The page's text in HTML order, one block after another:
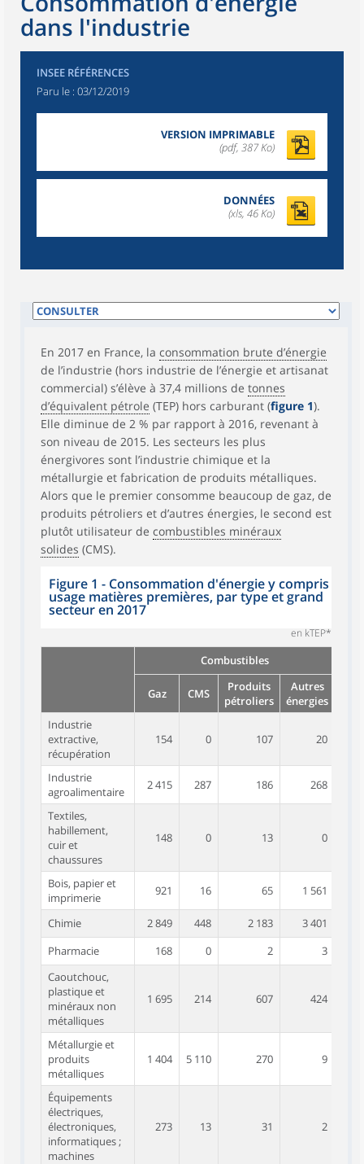
dans l'industrie
INSEE RÉFÉRENCES
Paru le : 03/12/2019
VERSION IMPRIMABLE
(pdf, 387 Ko)
DONNÉES
(xls, 46 Ko)
En 2017 en France, la consommation brute d’énergie
de l’industrie (hors industrie de l’énergie et artisanat
commercial) s’élève à 37,4 millions de tonnes
d’équivalent pétrole (TEP) hors carburant (figure 1).
Elle diminue de 2 % par rapport à 2016, revenant à
son niveau de 2015. Les secteurs les plus
énergivores sont l’industrie chimique et la
métallurgie et fabrication de produits métalliques.
Alors que le premier consomme beaucoup de gaz, de
produits pétroliers et d’autres énergies, le second est
plutôt utilisateur de combustibles minéraux
solides (CMS).
Figure 1 - Consommation d'énergie y compris
usage matières premières, par type et grand
secteur en 2017
en kTEP*
Combustibles
Gaz CMS
Produits
pétroliers
Autres
énergies
Industrie
extractive,
récupération
154 0 107 20
Industrie
agroalimentaire
2 415 287 186 268
Textiles,
habillement,
cuir et
chaussures
148 0 13 0
Bois, papier et
imprimerie
921 16 65 1 561
Chimie 2 849 448 2 183
3 401
Pharmacie
168 0 2
3
Caoutchouc,
plastique et
minéraux non
métalliques
1 695 214 607 424
Métallurgie et
produits
métalliques
1 404 5 110 270 9
Équipements
électriques,
électroniques,
informatiques ;
machines
273 13 31 2